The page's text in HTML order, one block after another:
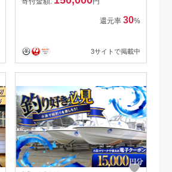
還元率 30%
3サイトで掲載中